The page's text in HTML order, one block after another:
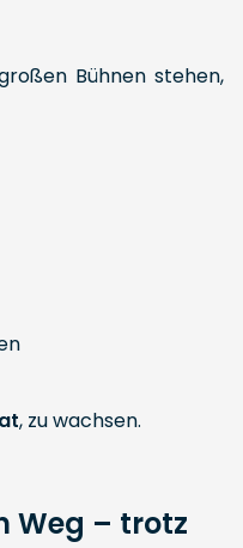
Bühnen stehen,
, zu wachsen.
Weg – trotz